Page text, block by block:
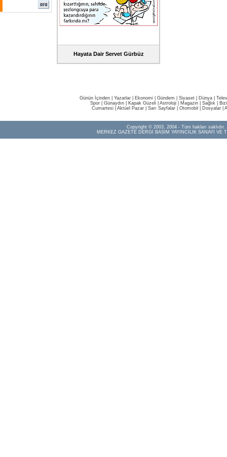
Hayata Dair Servet Gürbüz
Günün İçinden Yazarlar Ekonomi Gündem Siyaset Dünya |
Spor
Günaydın Kapak Güzeli Astroloji Magazin Sağlık
Cumartesi| Aktüel Pazar| Sarı Sayfalar| Otomobil Dosyalar|
Copyright © 2003, 2004 - Tüm hakları saklıdır.
MERKEZ GAZETE DERGİ BASIM YAYINCILIK SANAYİ VE